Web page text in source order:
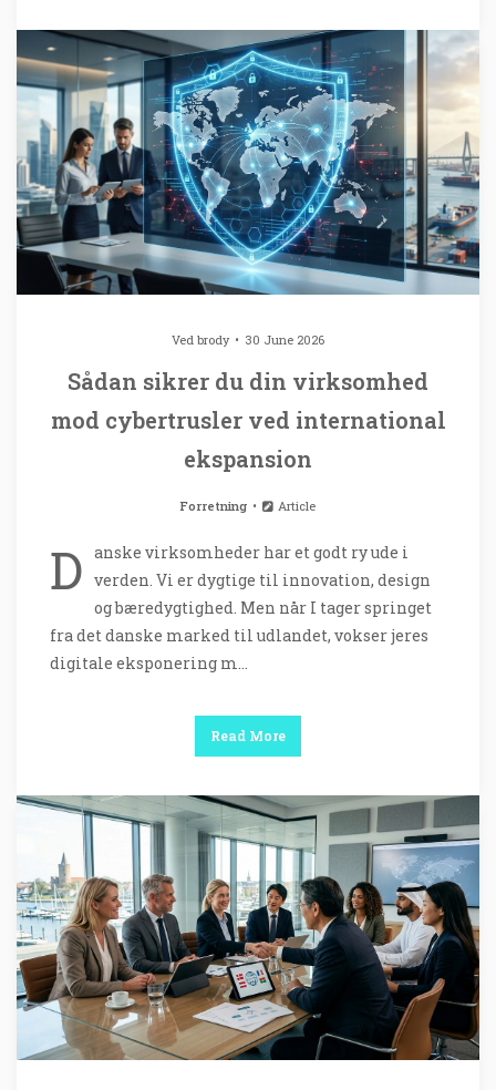
Ved brody 30 June 2026
Sådan sikrer du din virksomhed
mod cybertrusler ved international
ekspansion
Forretning Article
D anske virksomheder har et godt ry ude i
verden. Vi er dygtige til innovation, design
og bæredygtighed. Men når I tager springet
fra det danske marked til udlandet, vokser jeres
digitale eksponering m…
Read More